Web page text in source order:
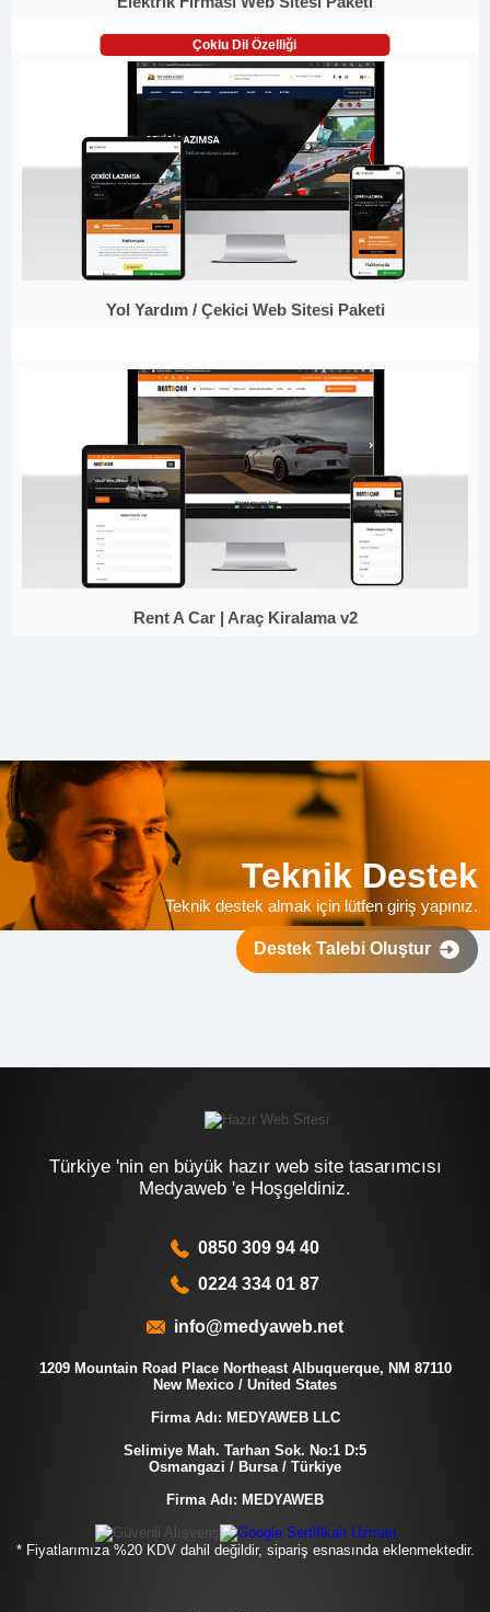
Çoklu Dil Özelliği
Yol Yardım / Çekici Web Sitesi Paketi
Rent A Car | Araç Kiralama v2
Teknik Destek
Teknik destek almak için lütfen giriş yapınız.
Destek Talebi Oluştur
Türkiye 'nin en büyük hazır web site tasarımcısı
Medyaweb 'e Hoşgeldiniz.
0850 309 94 40
0224 334 01 87
info@medyaweb.net
1209 Mountain Road Place Northeast Albuquerque, NM 87110
New Mexico / United States
Firma Adı: MEDYAWEB LLC
Selimiye Mah. Tarhan Sok. No:1 D:5
Osmangazi / Bursa / Türkiye
Firma Adı: MEDYAWEB
* Fiyatlarımıza %20 KDV dahil değildir, sipariş esnasında eklenmektedir.